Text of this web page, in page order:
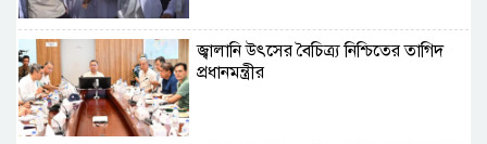
জ্বালানি উৎসের বৈচিত্র্য নিশ্চিতের তাগিদ
প্রধানমন্ত্রীর